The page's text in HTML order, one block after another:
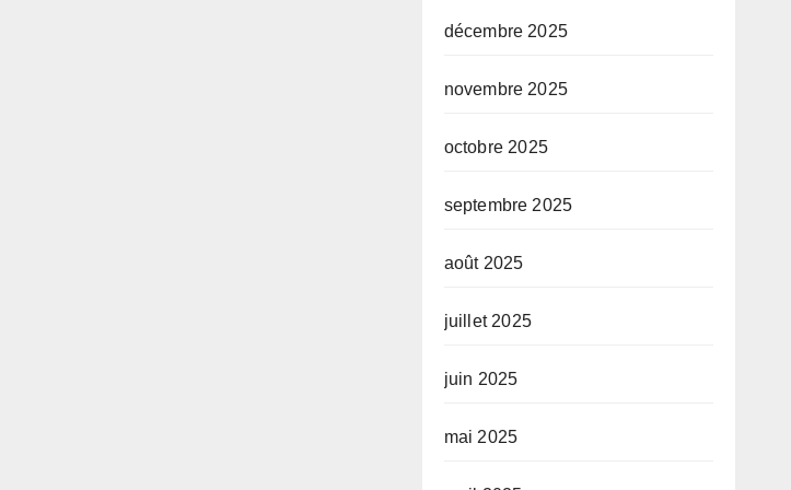
décembre 2025
novembre 2025
octobre 2025
septembre 2025
août 2025
juillet 2025
juin 2025
mai 2025